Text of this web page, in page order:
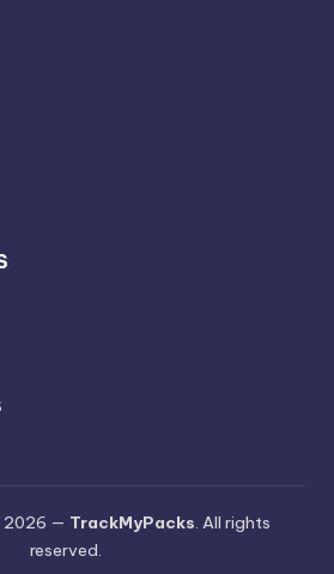
2026 — TrackMyPacks . All rights
reserved.